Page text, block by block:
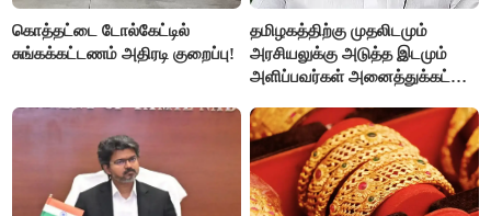
கொத்தட்டை டோல்கேட்டில்
சுங்கக்கட்டணம் அதிரடி குறைப்பு!
தமிழகத்திற்கு முதலிடமும்
அரசியலுக்கு அடுத்த இடமும்
அளிப்பவர்கள் அனைத்துக்கட்சி
பங்கேற்பார்கள் - மாணிக்கம்
தாகூர்..!!